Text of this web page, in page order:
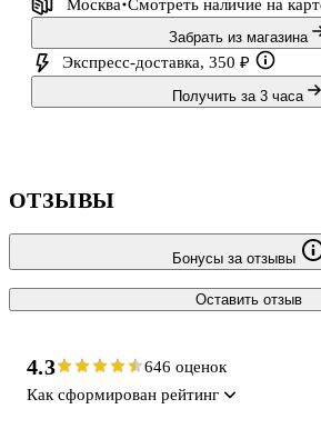
Москва Смотреть наличие на
Забрать из магазина
Экспресс-доставка, 350 ₽
Получить за 3 часа
ОТЗЫВЫ
Бонусы за отзывы
Оставить отзыв
4.3
646 оценок
Как сформирован рейтинг